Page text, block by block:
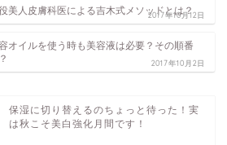
美人皮膚科医による吉木式メソッドとは？
2017年10月12日
オイルを使う時も美容液は必要？その順番
2017年10月2日
保湿に切り替えるのちょっと待った！実
は秋こそ美白強化月間です！